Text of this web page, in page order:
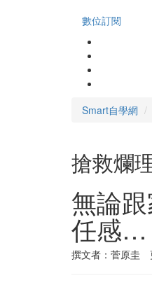
數位訂閱
Smart自學網
搶救爛
無論
任感…
撰文者：菅原圭